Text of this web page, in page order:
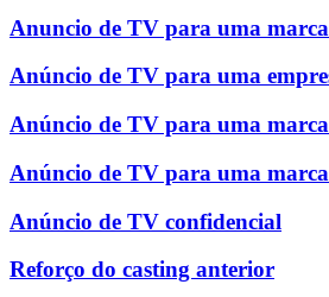
Anuncio de TV para uma
Anúncio de TV para uma
Anúncio de TV para uma
Anúncio de TV para uma
Anúncio de TV confidencial
Reforço do casting anterior